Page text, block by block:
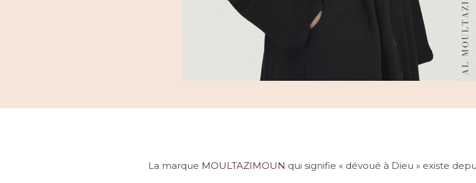
La marque MOULTAZIMOUN qui signifie « dévoué à Dieu » existe